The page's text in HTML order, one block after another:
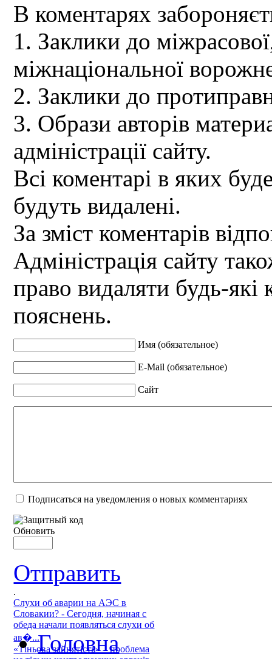
В коментарях
1. Заклики до
міжнаціональної
2. Заклики до
3. Образи авторів
адміністрації сайту.
Всі коментарі в яких
будуть видалені.
За зміст коментарів
Адміністрація сайту
право видаляти будь-які
пояснень.
Имя (обязательное)
E-Mail (обязательное)
Сайт
Подписаться на уведомления о новых комментариях
Обновить
Отправить
.
Слухи об аварии на АЭС в
Словакии? - Сегодня, начиная с
обеда начали появляться слухи об
ав�...
«Тіньова зайнятість» – проблема
Головна